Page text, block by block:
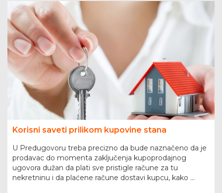
Korisni saveti prilikom kupovine stana
U Predugovoru treba precizno da bude naznačeno da je
prodavac do momenta zaključenja kupoprodajnog
ugovora dužan da plati sve pristigle račune za tu
nekretninu i da plaćene račune dostavi kupcu, kako ...